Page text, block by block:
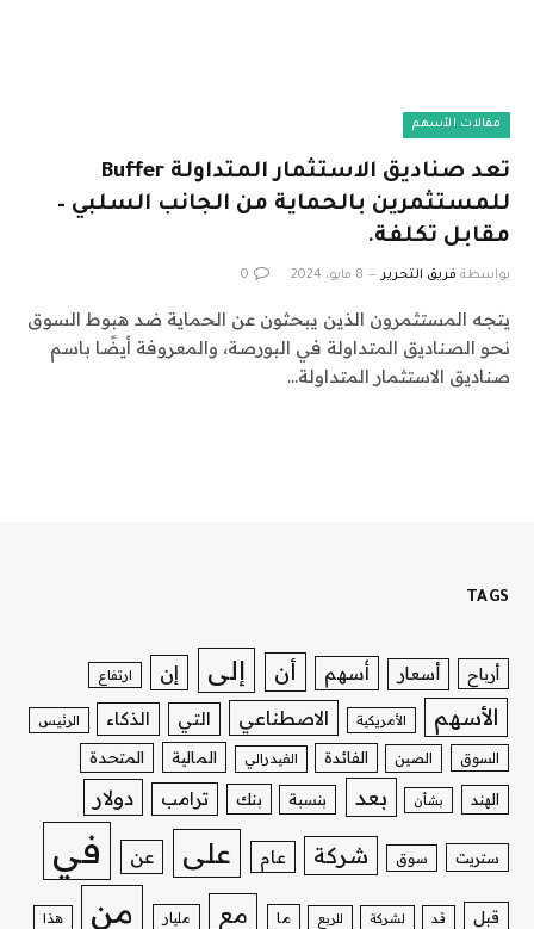
مقالات الأسهم
تعد صناديق الاستثمار المتداولة Buffer
للمستثمرين بالحماية من الجانب السلبي –
مقابل تكلفة.
بواسطة فريق التحرير 8 مايو، 2024 0
يتجه المستثمرون الذين يبحثون عن الحماية ضد هبوط السوق
نحو الصناديق المتداولة في البورصة، والمعروفة أيضًا باسم
صناديق الاستثمار المتداولة…
TAGS
أرباح أسعار أسهم أن إلى إن ارتفاع
الأسهم الأمريكية الاصطناعي التي الذكاء الرئيس
السوق الصين الفائدة الفيدرالي المالية المتحدة
الهند بشأن بعد بنسبة بنك ترامب دولار
ستريت سوق شركة عام على عن في
قبل قد لشركة للربع ما مع مليار من هذا